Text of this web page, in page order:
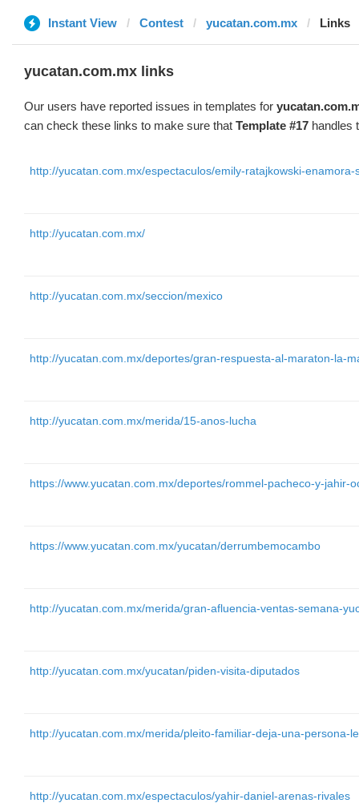
Instant View Contest yucatan.com.mx Links
yucatan.com.mx links
Our users have reported issues in templates for
can check these links to make sure that Template #17 handles
http://yucatan.com.mx/espectaculos/emily-ratajkowski-
http://yucatan.com.mx/
http://yucatan.com.mx/seccion/mexico
http://yucatan.com.mx/deportes/gran-respuesta-al-maraton-la-
http://yucatan.com.mx/merida/15-anos-lucha
https://www.yucatan.com.mx/deportes/rommel-pacheco-y-jahir-
https://www.yucatan.com.mx/yucatan/derrumbemocambo
http://yucatan.com.mx/merida/gran-afluencia-ventas-semana-
http://yucatan.com.mx/yucatan/piden-visita-diputados
http://yucatan.com.mx/merida/pleito-familiar-deja-una-persona-
http://yucatan.com.mx/espectaculos/yahir-daniel-arenas-rivales